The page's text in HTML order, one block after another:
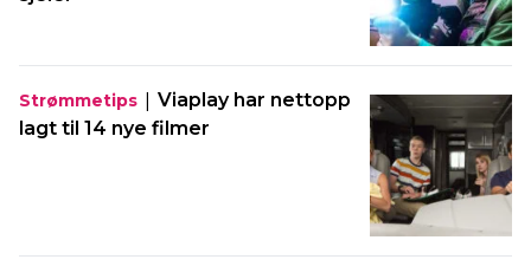
Strømmetips | Viaplay har nettopp
lagt til 14 nye filmer